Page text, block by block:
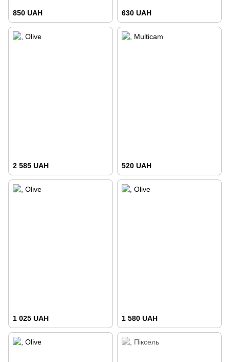
850 UAH 630 UAH
2 585 UAH 520 UAH
1 025 UAH 1 580 UAH